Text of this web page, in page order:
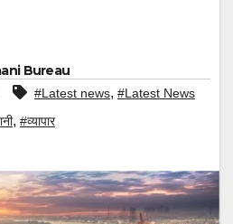
Bureau
#Latest news, #Latest News
, #व्यापार